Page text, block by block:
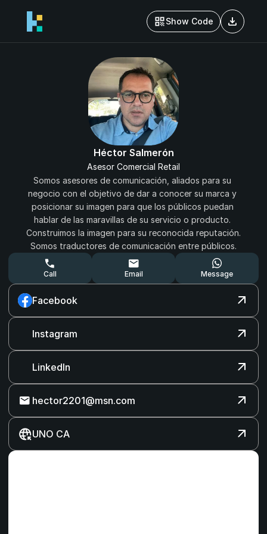
Show Code download
Héctor Salmerón
Asesor Comercial Retail
Somos asesores de comunicación, aliados para su
negocio con el objetivo de dar a conocer su marca y
posicionar su imagen para que los públicos puedan
hablar de las maravillas de su servicio o producto.
Construimos la imagen para su reconocida reputación.
Somos traductores de comunicación entre públicos.
Call Email Message
Facebook
Instagram
LinkedIn
hector2201@msn.com
UNO CA